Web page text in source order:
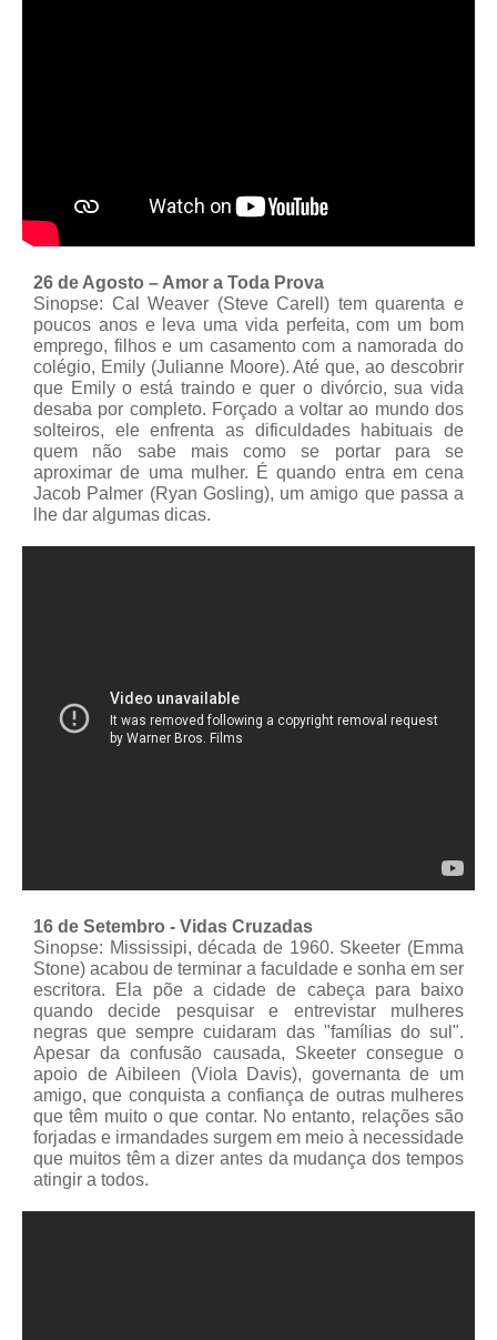
26 de Agosto – Amor a Toda Prova
Sinopse: Cal Weaver (Steve Carell) tem quarenta e
poucos anos e leva uma vida perfeita, com um bom
emprego, filhos e um casamento com a namorada do
colégio, Emily (Julianne Moore). Até que, ao descobrir
que Emily o está traindo e quer o divórcio, sua vida
desaba por completo. Forçado a voltar ao mundo dos
solteiros, ele enfrenta as dificuldades habituais de
quem não sabe mais como se portar para se
aproximar de uma mulher. É quando entra em cena
Jacob Palmer (Ryan Gosling), um amigo que passa a
lhe dar algumas dicas.
16 de Setembro - Vidas Cruzadas
Sinopse: Mississipi, década de 1960. Skeeter (Emma
Stone) acabou de terminar a faculdade e sonha em ser
escritora. Ela põe a cidade de cabeça para baixo
quando decide pesquisar e entrevistar mulheres
negras que sempre cuidaram das "famílias do sul".
Apesar da confusão causada, Skeeter consegue o
apoio de Aibileen (Viola Davis), governanta de um
amigo, que conquista a confiança de outras mulheres
que têm muito o que contar. No entanto, relações são
forjadas e irmandades surgem em meio à necessidade
que muitos têm a dizer antes da mudança dos tempos
atingir a todos.